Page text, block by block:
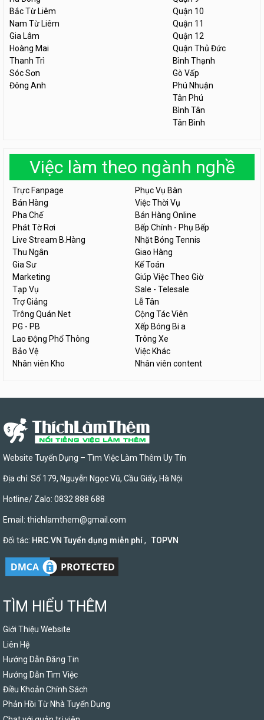
Bắc Từ Liêm
Nam Từ Liêm
Gia Lâm
Hoàng Mai
Thanh Trì
Sóc Sơn
Đông Anh
Quận 10
Quận 11
Quận 12
Quận Thủ Đức
Bình Thạnh
Gò Vấp
Phú Nhuận
Tân Phú
Bình Tân
Tân Bình
Việc làm theo ngành nghề
Trực Fanpage
Phục Vụ Bàn
Bán Hàng
Việc Thời Vụ
Pha Chế
Bán Hàng Online
Phát Tờ Rơi
Bếp Chính - Phụ Bếp
Live Stream B.Hàng
Nhặt Bóng Tennis
Thu Ngân
Giao Hàng
Gia Sư
Kế Toán
Marketing
Giúp Việc Theo Giờ
Tạp Vụ
Sale - Telesale
Trợ Giảng
Lễ Tân
Trông Quán Net
Cộng Tác Viên
PG - PB
Xếp Bóng Bi a
Lao Động Phổ Thông
Trông Xe
Bảo Vệ
Việc Khác
Nhân viên Kho
Nhân viên content
Website Tuyển Dụng – Tìm Việc Làm Thêm Uy Tín
Địa chỉ: Số 179, Nguyễn Ngọc Vũ, Cầu Giấy, Hà Nội
Hotline/ Zalo: 0832 888 688
Email: thichlamthem@gmail.com
Đối tác: HRC.VN Tuyển dụng miễn phí, TOPVN
TÌM HIỂU THÊM
Giới Thiệu Website
Liên Hệ
Hướng Dẫn Đăng Tin
Hướng Dẫn Tìm Việc
Điều Khoản Chính Sách
Phản Hồi Từ Nhà Tuyển Dụng